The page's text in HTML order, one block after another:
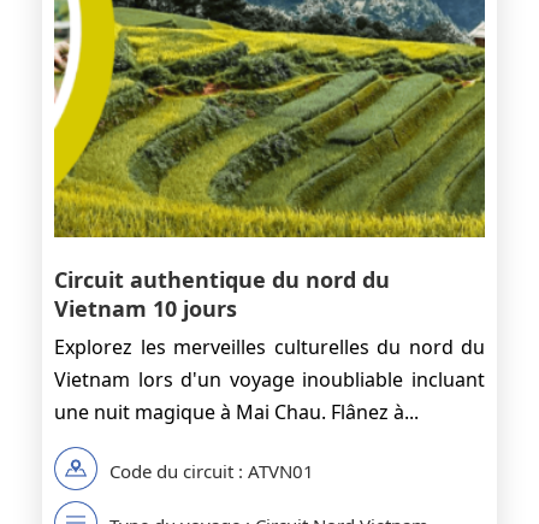
Circuit authentique du nord du
Vietnam 10 jours
Explorez les merveilles culturelles du nord du
Vietnam lors d'un voyage inoubliable incluant
une nuit magique à Mai Chau. Flânez à...
Code du circuit : ATVN01